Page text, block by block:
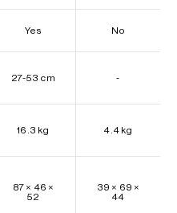
Yes No
27-53 cm -
16.3 kg 4.4 kg
87 × 46 ×
52
39 × 69 ×
44